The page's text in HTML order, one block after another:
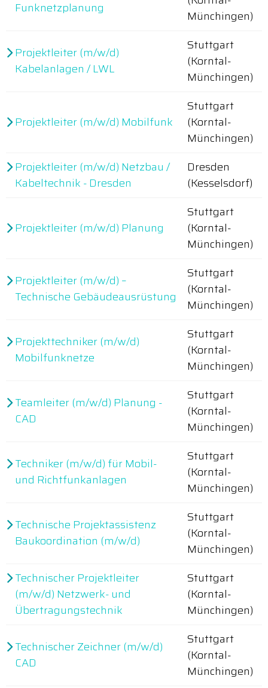
Funknetzplanung
Münchingen)
Projektleiter (m/w/d)
Kabelanlagen / LWL
Stuttgart
(Korntal-
Münchingen)
Projektleiter (m/w/d) Mobilfunk
Stuttgart
(Korntal-
Münchingen)
Projektleiter (m/w/d) Netzbau /
Kabeltechnik - Dresden
Dresden
(Kesselsdorf)
Projektleiter (m/w/d) Planung
Stuttgart
(Korntal-
Münchingen)
Projektleiter (m/w/d) –
Technische Gebäudeausrüstung
Stuttgart
(Korntal-
Münchingen)
Projekttechniker (m/w/d)
Mobilfunknetze
Stuttgart
(Korntal-
Münchingen)
Teamleiter (m/w/d) Planung -
CAD
Stuttgart
(Korntal-
Münchingen)
Techniker (m/w/d) für Mobil-
und Richtfunkanlagen
Stuttgart
(Korntal-
Münchingen)
Technische Projektassistenz
Baukoordination (m/w/d)
Stuttgart
(Korntal-
Münchingen)
Technischer Projektleiter
(m/w/d) Netzwerk- und
Übertragungstechnik
Stuttgart
(Korntal-
Münchingen)
Technischer Zeichner (m/w/d)
CAD
Stuttgart
(Korntal-
Münchingen)